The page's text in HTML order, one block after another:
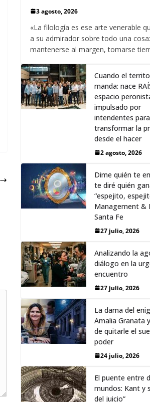
3 agosto, 2026
«La filología es ese arte venerable
a su admirador sobre todo una cosa:
mantenerse al margen, tomarse
Cuando el
manda: nace
espacio
impulsado por
intendentes para
transformar la
desde el hacer
2 agosto, 2026
Dime quién te
te diré quién
“espejito,
Management &
Santa Fe
27 julio, 2026
Analizando la
diálogo en la
encuentro
27 julio, 2026
La dama del
Amalia Granata
de quitarle el
poder
24 julio, 2026
El puente entre
mundos: Kant y
del juicio”